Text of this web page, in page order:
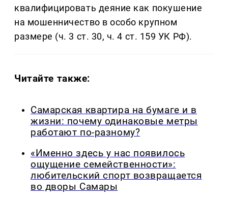
квалифицировать деяние как покушение
на мошенничество в особо крупном
размере (ч. 3 ст. 30, ч. 4 ст. 159 УК РФ).
Читайте также:
Самарская квартира на бумаге и в
жизни: почему одинаковые метры
работают по-разному?
«Именно здесь у нас появилось
ощущение семейственности»:
любительский спорт возвращается
во дворы Самары